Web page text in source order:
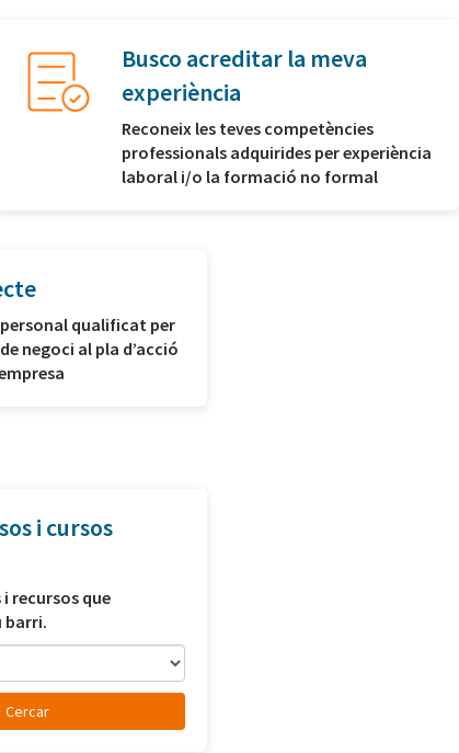
Busco acreditar la meva
experiència
Reconeix les teves competències
professionals adquirides per experiència
laboral i/o la formació no formal
personal qualificat per
negoci al pla d’acció
i cursos
i recursos que
barri.